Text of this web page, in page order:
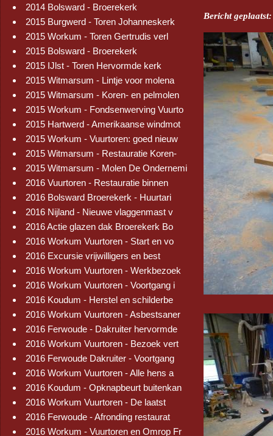
2014 Bolsward - Broerekerk
2015 Burgwerd - Toren Johanneskerk
2015 Workum - Toren Gertrudis verl
2015 Bolsward - Broerekerk
2015 IJlst - Toren Hervormde kerk
2015 Witmarsum - Lintje voor molena
2015 Witmarsum - Koren- en pelmolen
2015 Workum - Fondsenwerving Vuurto
2015 Hartwerd - Amerikaanse windmot
2015 Workum - Vuurtoren: goed nieuw
2015 Witmarsum - Restauratie Koren-
2015 Witmarsum - Molen De Ondernemi
2016 Vuurtoren - Restauratie binnen
2016 Bolsward Broerekerk - Huurtari
2016 Nijland - Nieuwe vlaggenmast v
2016 Actie glazen dak Broerekerk Bo
2016 Workum Vuurtoren - Start en vo
2016 Excursie vrijwilligers en best
2016 Workum Vuurtoren - Werkbezoek
2016 Workum Vuurtoren - Voortgang i
2016 Koudum - Herstel en schilderbe
2016 Workum Vuurtoren - Asbestsaner
2016 Ferwoude - Dakruiter hervormde
2016 Workum Vuurtoren - Bezoek vert
2016 Ferwoude Dakruiter - Voortgang
2016 Workum Vuurtoren - Alle hens a
2016 Koudum - Opknapbeurt buitenkan
2016 Workum Vuurtoren - De laatst
2016 Ferwoude - Afronding restaurat
2016 Workum - Vuurtoren en Omrop Fr
Bericht